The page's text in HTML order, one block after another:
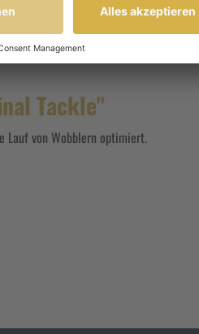
Tackle"
Lauf von Wobblern optimiert.